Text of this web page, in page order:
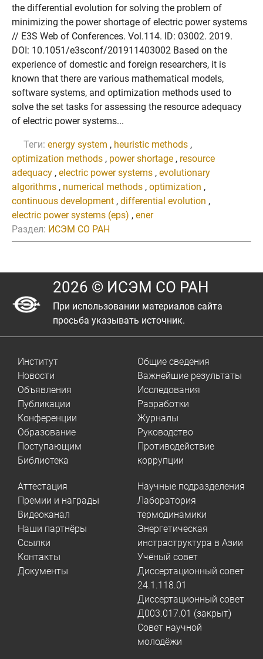
the differential evolution for solving the problem of
minimizing the power shortage of electric power systems
// E3S Web of Conferences. Vol.114. ID: 03002. 2019.
DOI: 10.1051/e3sconf/201911403002 Based on the
experience of domestic and foreign researchers, it is
known that there are various mathematical models,
software systems, and optimization methods used to
solve the set tasks for assessing the resource adequacy
of electric power systems...
Теги: energy system , heuristic methods ,
optimization methods , power shortage , resource
adequacy , electric power systems , evolutionary
algorithms , numerical methods , optimization ,
continuous development , differential evolution ,
electric power systems (eps) , ener
Раздел: ИСЭМ СО РАН
2026 © ИСЭМ СО РАН
При использовании материалов сайта
просьба указывать источник.
Институт
Новости
Объявления
Публикации
Конференции
Образование
Поступающим
Библиотека
Общие сведения
Важнейшие результаты
Исследования
Разработки
Журналы
Руководство
Противодействие
коррупции
Аттестация
Премии и награды
Видеоканал
Наши партнёры
Ссылки
Контакты
Документы
Научные подразделения
Лаборатория
термодинамики
Энергетическая
инстраструктура в Азии
Учёный совет
Диссертационный совет
24.1.118.01
Диссертационный совет
Д003.017.01 (закрыт)
Совет научной
молодёжи